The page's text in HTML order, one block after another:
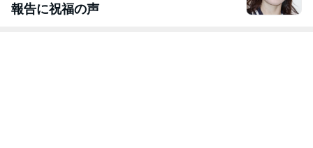
報告に祝福の声